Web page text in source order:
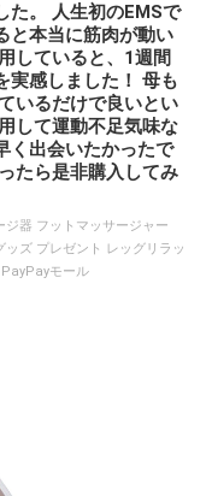
た。 人生初のEMSで
と本当に筋肉が動い
していると、1週間
実感しました！ 母も
いるだけで良いとい
して運動不足気味な
く出会いたかったで
たら是非購入してみ
ジ器 フットマッサージャー
ズ プレゼント レッグリラッ
モール